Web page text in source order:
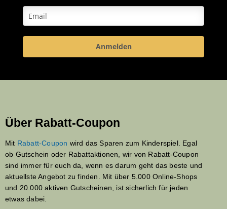
Anmelden
Über Rabatt-Coupon
Mit Rabatt-Coupon wird das Sparen zum Kinderspiel. Egal
ob Gutschein oder Rabattaktionen, wir von Rabatt-Coupon
sind immer für euch da, wenn es darum geht das beste und
aktuellste Angebot zu finden. Mit über 5.000 Online-Shops
und 20.000 aktiven Gutscheinen, ist sicherlich für jeden
etwas dabei.